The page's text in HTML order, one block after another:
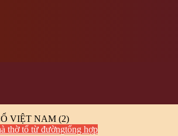
VIỆT NAM (2)
thờ tổ từ đườngtổng hợp